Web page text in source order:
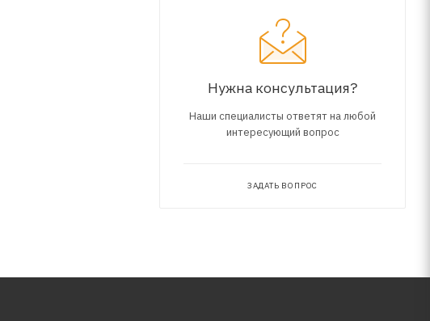
Нужна консультация?
Наши специалисты ответят на любой
интересующий вопрос
ЗАДАТЬ ВОПРОС